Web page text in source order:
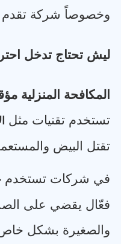
وخصوصاً شركة تقدم
ليش تحتاج تدخل
المكافحة المنزلية
تستخدم تقنيات مثل
تقتل البيض
في شركات تستخدم
فعّال يقضي على
والصغيرة بشكل